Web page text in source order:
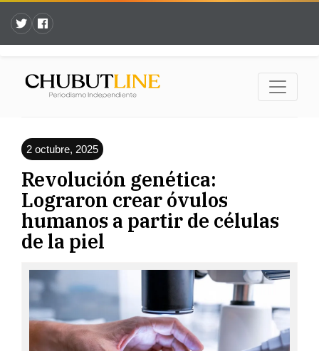
2 octubre, 2025
Revolución genética:
Lograron crear óvulos
humanos a partir de células
de la piel